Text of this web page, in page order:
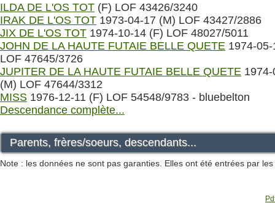
ILDA DE L'OS TOT (F) LOF 43426/3240
IRAK DE L'OS TOT 1973-04-17 (M) LOF 43427/2886
JIX DE L'OS TOT 1974-10-14 (F) LOF 48027/5011
JOHN DE LA HAUTE FUTAIE BELLE QUETE 1974-
LOF 47645/3726
JUPITER DE LA HAUTE FUTAIE BELLE QUETE
(M) LOF 47644/3312
MISS 1976-12-11 (F) LOF 54548/9783 - bluebelton
Descendance complète...
Parents, frères/soeurs, descendants...
Note : les données ne sont pas garanties. Elles ont été entrées par